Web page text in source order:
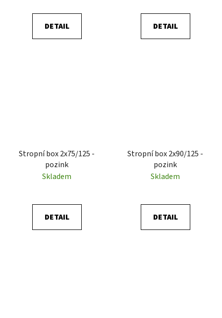
DETAIL DETAIL
Stropní box 2x75/125 -
pozink
Skladem
DETAIL
Stropní box 2x90/125 -
pozink
Skladem
DETAIL